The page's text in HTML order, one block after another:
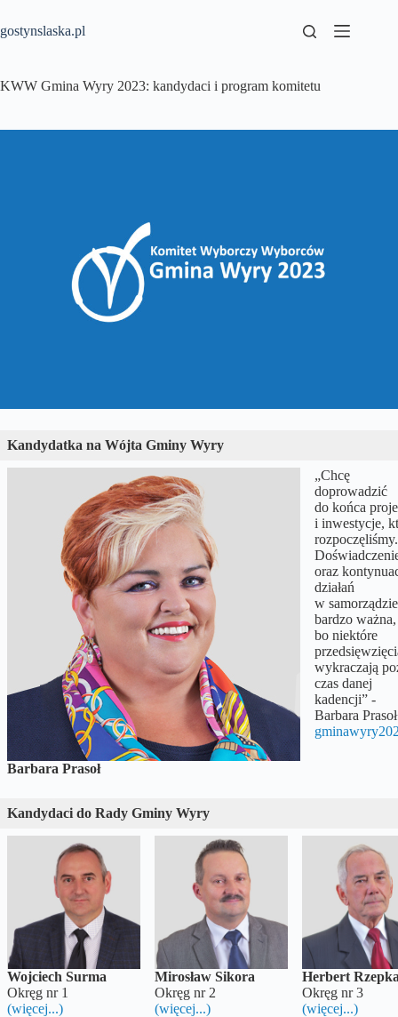
treści
gostynslaska.pl
KWW Gmina Wyry 2023: kandydaci i program komitetu
Kandydatka na Wójta Gminy Wyry
Barbara Prasoł
„Chcę
doprowadzić
do końca
i inwestycje,
rozpoczęliśmy.
oraz
działań
w
bardzo ważna,
bo niektóre
wykraczają
czas danej
kadencji” -
Barbara Prasoł
Kandydaci do Rady Gminy Wyry
Wojciech Surma
Okręg nr 1
(więcej...)
Mirosław Sikora
Okręg nr 2
(więcej...)
Herbert
Okręg nr 3
(więcej...)